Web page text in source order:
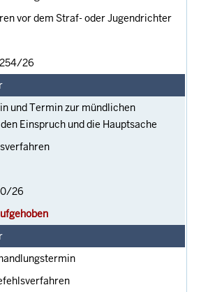
vor dem Straf- oder Jugendrichter
26
und Termin zur mündlichen
Einspruch und die Hauptsache
26